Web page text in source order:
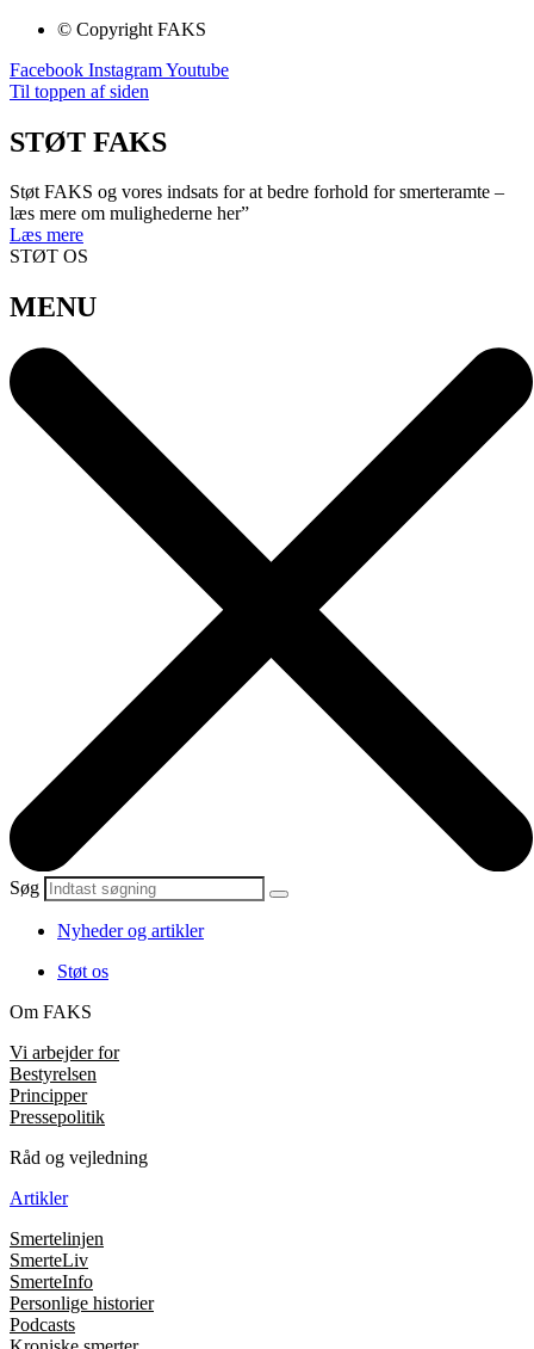
© Copyright FAKS
Facebook InstagramYoutube
Til toppen af siden
STØT FAKS
Støt FAKS og vores indsats for at bedre forhold for smerteramte –
læs mere om mulighederne her”
Læs mere
STØT OS
MENU
Søg
Nyheder og artikler
Støt os
Om FAKS
Vi arbejder for
Bestyrelsen
Principper
Pressepolitik
Råd og vejledning
Artikler
Smertelinjen
SmerteLiv
SmerteInfo
Personlige historier
Podcasts